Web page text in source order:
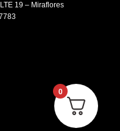
19 – Miraflores
0